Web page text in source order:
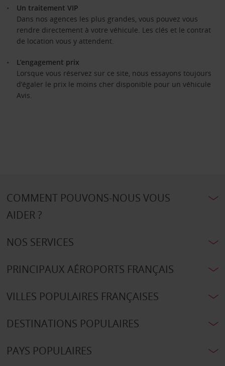
Un traitement VIP
Dans nos agences les plus grandes, vous pouvez vous
rendre directement à votre véhicule. Les clés et le contrat
de location vous y attendent.
L’engagement prix
Lorsque vous réservez sur ce site, nous essayons toujours
d’égaler le prix le moins cher disponible pour un véhicule
Avis.
COMMENT POUVONS-NOUS VOUS
AIDER ?
NOS SERVICES
PRINCIPAUX AÉROPORTS FRANÇAIS
VILLES POPULAIRES FRANÇAISES
DESTINATIONS POPULAIRES
PAYS POPULAIRES